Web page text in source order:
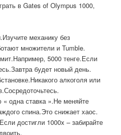
в Gates of Olympus 1000,
механику без
множители и Tumble.
5000 тенге.Если
будет новый день.
алкоголя или
« одна ставка ».Не меняйте
спина.Это снижает хаос.
достигли 1000x – забирайте